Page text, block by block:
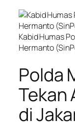
Kabid Humas
Hermanto
Polda
Tekan
di